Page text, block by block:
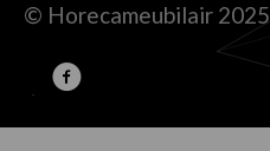
© Horecameubilair 2025